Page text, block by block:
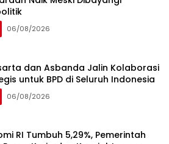
06/08/2026
dan Asbanda Jalin Kolaborasi
untuk BPD di Seluruh Indonesia
06/08/2026
RI Tumbuh 5,29%, Pemerintah